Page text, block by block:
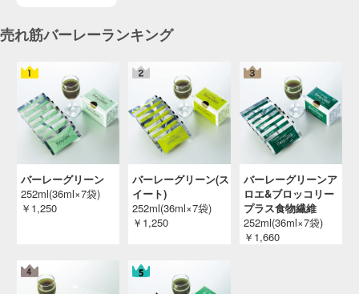
売れ筋バーレーランキング
バーレーグリーン
252ml(36ml×7袋)
￥1,250
バーレーグリーン(ス
イート)
252ml(36ml×7袋)
￥1,250
バーレーグリーンア
ロエ&ブロッコリー
プラス食物繊維
252ml(36ml×7袋)
￥1,660